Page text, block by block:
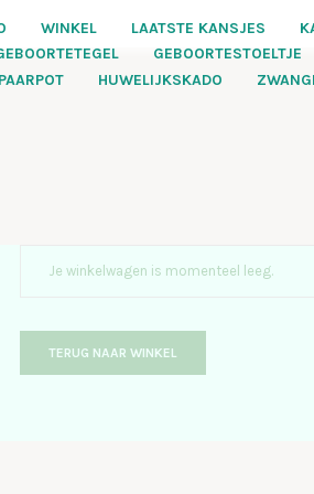
WINKEL LAATSTE KANSJES
GEBOORTESTOELTJE
HUWELIJKSKADO
Je winkelwagen is momenteel leeg.
TERUG NAAR WINKEL